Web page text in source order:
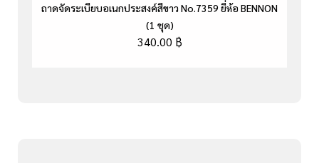
ถาดจัดระเบียบอเนกประสงค์สีขาว No.7359 ยี่ห้อ BENNON
(1 ชุด)
340.00 ฿